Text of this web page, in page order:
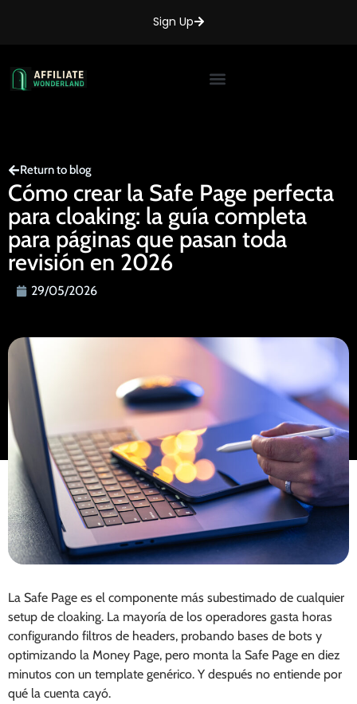
Sign Up
Return to blog
Cómo crear la Safe Page perfecta
para cloaking: la guía completa
para páginas que pasan toda
revisión en 2026
29/05/2026
La Safe Page es el componente más subestimado de cualquier
setup de cloaking. La mayoría de los operadores gasta horas
configurando filtros de headers, probando bases de bots y
optimizando la Money Page, pero monta la Safe Page en diez
minutos con un template genérico. Y después no entiende por
qué la cuenta cayó.